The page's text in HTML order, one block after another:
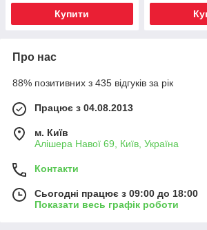
Купити
Про нас
88% позитивних з 435 відгуків за рік
Працює з 04.08.2013
м. Київ
Алішера Навої 69, Київ, Україна
Контакти
Сьогодні працює з 09:00 до 18:00
Показати весь графік роботи